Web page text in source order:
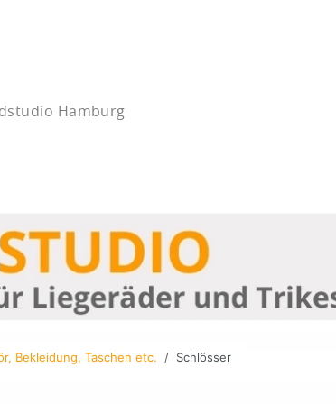
Hamburg
Bekleidung, Taschen etc. Schlösser